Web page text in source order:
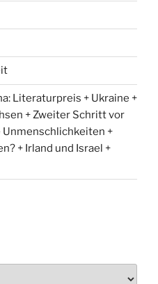
Literaturpreis + Ukraine +
+ Zweiter Schritt vor
Unmenschlichkeiten +
+ Irland und Israel +